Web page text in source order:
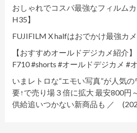
おしゃれでコスパ最強なフィルム
H35】
FUJIFILM X halfはおでかけ最強カ
【おすすめオールドデジカメ紹介
F710 #shorts #オールドデジカメ #
いまレトロな“エモい写真”が人気
要↑で売り場３倍に拡大 最安800円
供給追いつかない新商品も ／